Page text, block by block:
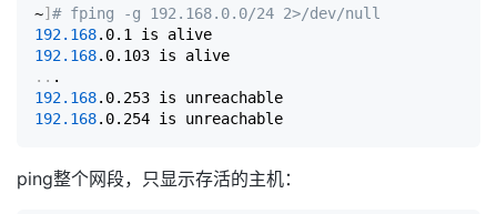
~] # fping -g 192.168.0.0/24 2>/dev/null
192.168
192.168
..
192.168
192.168
ping整个网段，只显示存活的主机：